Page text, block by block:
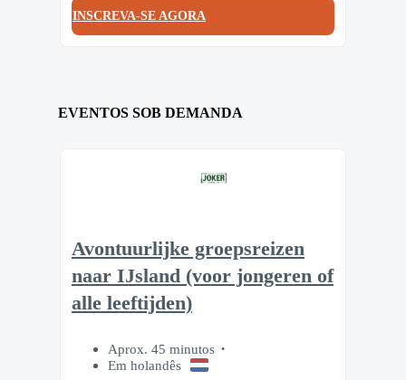
INSCREVA-SE AGORA
EVENTOS SOB DEMANDA
Avontuurlijke groepsreizen
naar IJsland (voor jongeren of
alle leeftijden)
Aprox. 45 minutos
Em holandês